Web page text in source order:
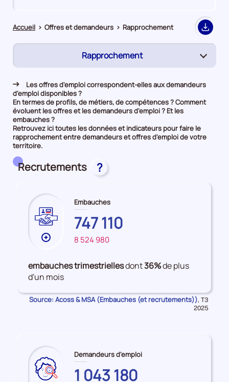
Accueil > Offres et demandeurs > Rapprochement Export
Rapprochement
(page
Demandeurs d'emploi
Offres d’emploi
Les offres d'emploi correspondent-elles aux demandeurs
d'emploi disponibles ?
En termes de profils, de métiers, de compétences ? Comment
évoluent les offres et les demandeurs d'emploi ? Et les
embauches ?
Retrouvez ici toutes les données et indicateurs pour faire le
rapprochement entre demandeurs et offres d'emploi de votre
territoire.
Recrutements ?
Plus
données
sur
les
Embauches
Embauches
OCCITANIE
747 110
FRANCE
8 524 980
embauches trimestriellesdont36%de plus
d'un mois
Source: Acoss & MSA (Embauches (et recrutements)), Données
pour
T3
2025
Demandeurs d'emploi
1 043 180